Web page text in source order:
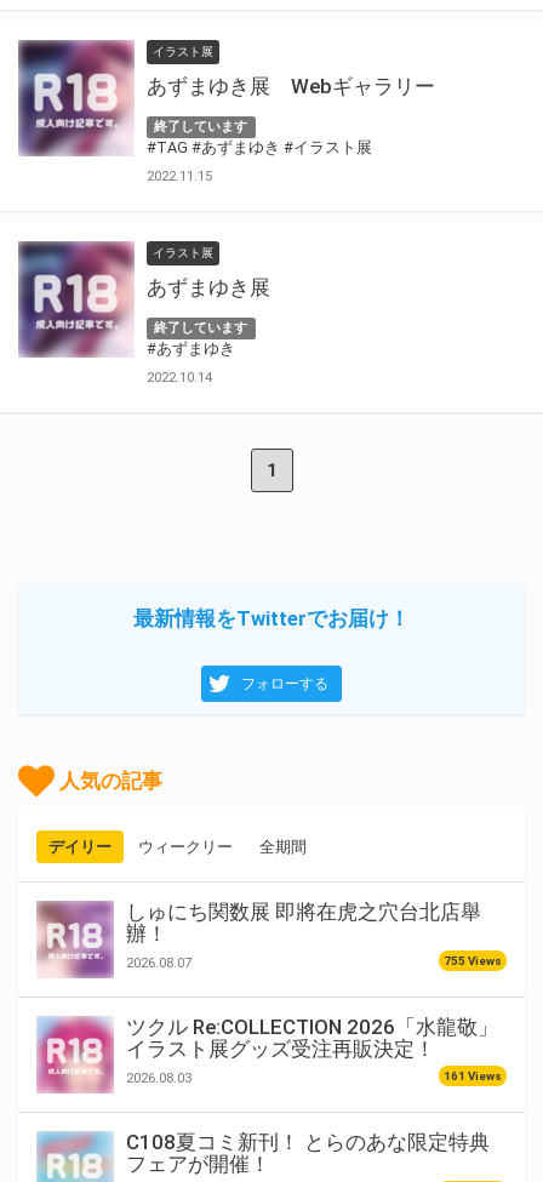
イラスト展
あずまゆき展 Webギャラリー
終了しています
#TAG #あずまゆき #イラスト展
2022.11.15
イラスト展
あずまゆき展
終了しています
#あずまゆき
2022.10.14
1
最新情報をTwitterでお届け！
フォローする
人気の記事
デイリー ウィークリー 全期間
しゅにち関数展 即將在虎之穴台北店舉
辦！
2026.08.07 755 Views
ツクル Re:COLLECTION 2026「水龍敬」
イラスト展グッズ受注再販決定！
2026.08.03 161 Views
C108夏コミ新刊！ とらのあな限定特典
フェアが開催！